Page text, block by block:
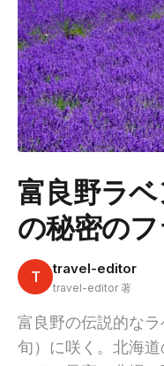
富良野ラ
の秘密の
T travel-editor
travel-editor 著
富良野の伝説的な
旬）に咲く。北海